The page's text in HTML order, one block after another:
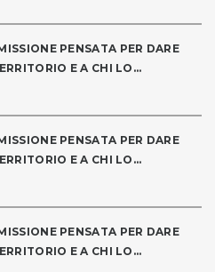
PENSATA PER DARE
E A CHI LO...
PENSATA PER DARE
E A CHI LO...
PENSATA PER DARE
E A CHI LO...